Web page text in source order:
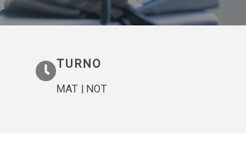
TURNO
MAT | NOT